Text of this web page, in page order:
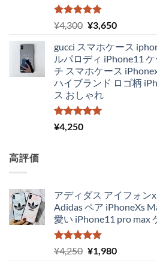
5段階中
5.00
の評価
¥4,300 元
価
格
は
¥4,300
で
し
¥3,650現
の
価
格
は
gucci スマホケース
ルパロディ iPhone11
チ スマホケース
ハイブランド ロゴ柄
ス おしゃれ
5段階中
5.00
¥4,250
高評価
アディダス アイフォン
Adidas ペア iPhoneXs
愛い iPhone11 pro max
5段階中
5.00
の評価
¥4,250 元
¥1,980現